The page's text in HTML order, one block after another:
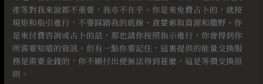
產等對我來說都不重要，我亦不在乎。你是來免費占卜的，就按
規矩和指引進行，不要踩踏我的底線、貪婪索取資源和撒野。你
是來付費咨詢或占卜的話，那也請你按照指示進行，你會得到你
所需要知道的資訊。但有一點你要記住，這裏提供的能量交換服
務是需要金錢的，你不願付出便無法得到甚麼，這是等價交換原
則。